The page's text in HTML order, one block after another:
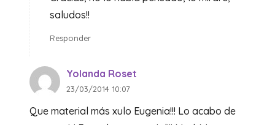
saludos!!
Responder
Yolanda Roset
23/03/2014 10:07
Que material más xulo Eugenia!!! Lo acabo de